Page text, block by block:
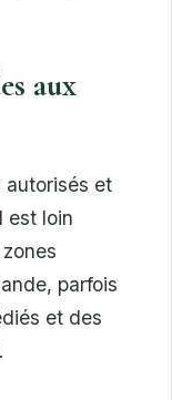
aux
autorisés et
est loin
parfois
et des